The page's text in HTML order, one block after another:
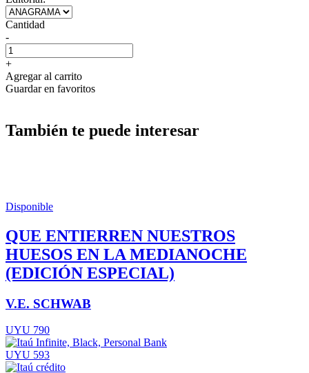
Cantidad
-
+
Agregar al carrito
Guardar en favoritos
También te puede interesar
Disponible
QUE ENTIERREN NUESTROS
HUESOS EN LA MEDIANOCHE
(EDICIÓN ESPECIAL)
V.E. SCHWAB
UYU 790
UYU 593